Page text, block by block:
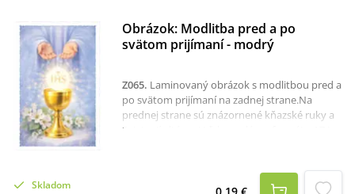
knižky či peňaženky.
Obrázok: Modlitba pred a po
svätom prijímaní - modrý
Z065. Laminovaný obrázok s modlitbou pred a
po svätom prijímaní na zadnej strane.Na
prednej strane sú znázornené kňazské ruky a
Sviatosť oltárna.Vďaka malému formátu A7 je
Skladom